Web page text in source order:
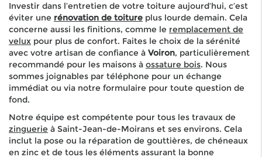
Investir dans l’entretien de votre toiture aujourd’hui, c’est
éviter une rénovation de toiture plus lourde demain. Cela
concerne aussi les finitions, comme le remplacement de
velux pour plus de confort. Faites le choix de la sérénité
avec votre artisan de confiance à Voiron, particulièrement
recommandé pour les maisons à ossature bois. Nous
sommes joignables par téléphone pour un échange
immédiat ou via notre formulaire pour toute question de
fond.
Notre équipe est compétente pour tous les travaux de
zinguerie à Saint-Jean-de-Moirans et ses environs. Cela
inclut la pose ou la réparation de gouttières, de chéneaux
en zinc et de tous les éléments assurant la bonne